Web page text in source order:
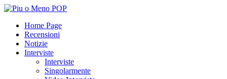
Home Page
Recensioni
Notizie
Interviste
Interviste
Singolarmente